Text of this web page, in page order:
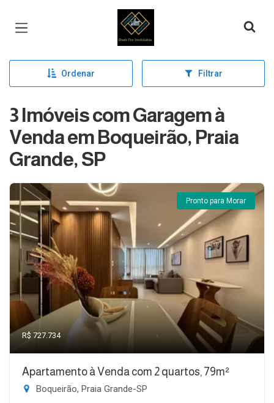
Página inicial
Ordenar Filtrar
3 Imóveis com Garagem à
Venda em Boqueirão, Praia
Grande, SP
Pronto para Morar
R$ 727.734
Apartamento à Venda com 2 quartos, 79m²
Boqueirão, Praia Grande-SP